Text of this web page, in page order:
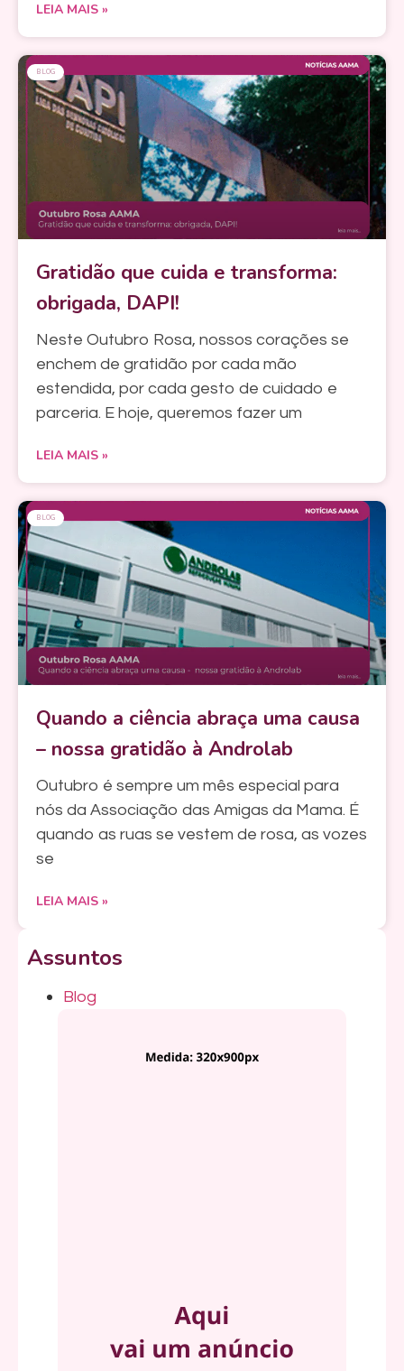
LEIA MAIS »
BLOG
Gratidão que cuida e transforma:
obrigada, DAPI!
Neste Outubro Rosa, nossos corações se
enchem de gratidão por cada mão
estendida, por cada gesto de cuidado e
parceria. E hoje, queremos fazer um
LEIA MAIS »
BLOG
Quando a ciência abraça uma causa
– nossa gratidão à Androlab
Outubro é sempre um mês especial para
nós da Associação das Amigas da Mama. É
quando as ruas se vestem de rosa, as vozes
se
LEIA MAIS »
Assuntos
Blog